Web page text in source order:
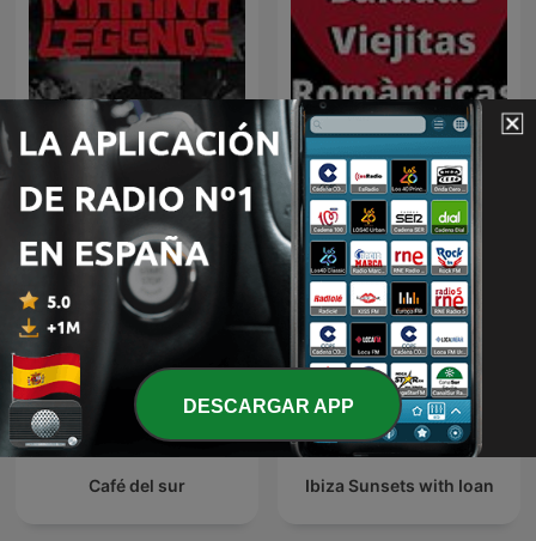
MAKINA LEGENDS (FLAIX
Radio Baladas Viejitas
Románticas
Café del sur Ibiza Sunsets with Ioan
DESCARGAR APP